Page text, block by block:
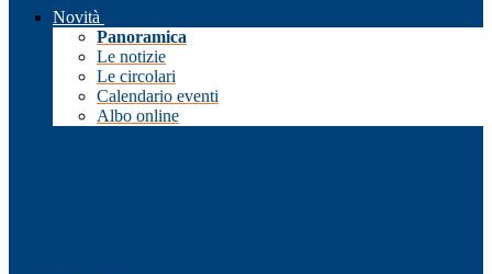
Novità
Panoramica
Le notizie
Le circolari
Calendario eventi
Albo online